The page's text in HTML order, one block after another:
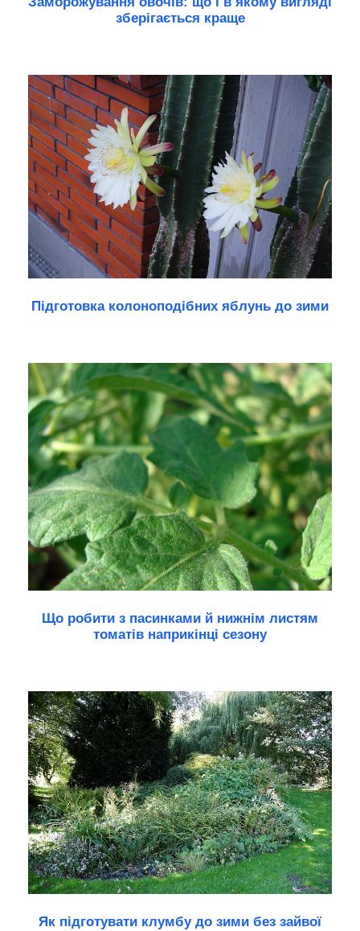
зберігається краще
Підготовка колоноподібних яблунь до зими
Що робити з пасинками й нижнім листям
томатів наприкінці сезону
Як підготувати клумбу до зими без зайвої